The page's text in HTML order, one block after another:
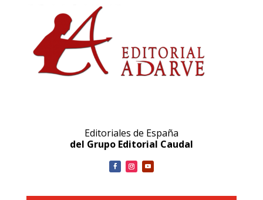
Editoriales de España
del Grupo Editorial Caudal